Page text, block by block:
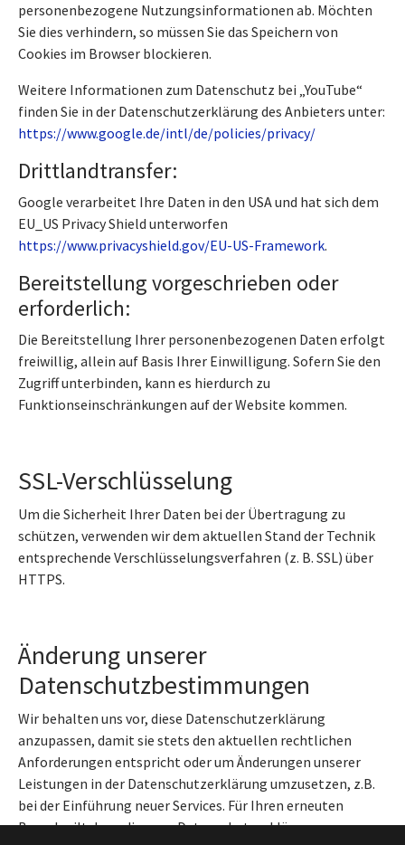
personenbezogene Nutzungsinformationen ab. Möchten
Sie dies verhindern, so müssen Sie das Speichern von
Cookies im Browser blockieren.
Weitere Informationen zum Datenschutz bei „YouTube“
finden Sie in der Datenschutzerklärung des Anbieters unter:
https://www.google.de/intl/de/policies/privacy/
Drittlandtransfer:
Google verarbeitet Ihre Daten in den USA und hat sich dem
EU_US Privacy Shield unterworfen
https://www.privacyshield.gov/EU-US-Framework.
Bereitstellung vorgeschrieben oder
erforderlich:
Die Bereitstellung Ihrer personenbezogenen Daten erfolgt
freiwillig, allein auf Basis Ihrer Einwilligung. Sofern Sie den
Zugriff unterbinden, kann es hierdurch zu
Funktionseinschränkungen auf der Website kommen.
SSL-Verschlüsselung
Um die Sicherheit Ihrer Daten bei der Übertragung zu
schützen, verwenden wir dem aktuellen Stand der Technik
entsprechende Verschlüsselungsverfahren (z. B. SSL) über
HTTPS.
Änderung unserer
Datenschutzbestimmungen
Wir behalten uns vor, diese Datenschutzerklärung
anzupassen, damit sie stets den aktuellen rechtlichen
Anforderungen entspricht oder um Änderungen unserer
Leistungen in der Datenschutzerklärung umzusetzen, z.B.
bei der Einführung neuer Services. Für Ihren erneuten
Besuch gilt dann die neue Datenschutzerklärung.